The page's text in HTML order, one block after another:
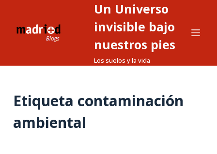
o
Un Universo
invisible bajo
nuestros pies
Los suelos y la vida
Etiqueta contaminación
ambiental